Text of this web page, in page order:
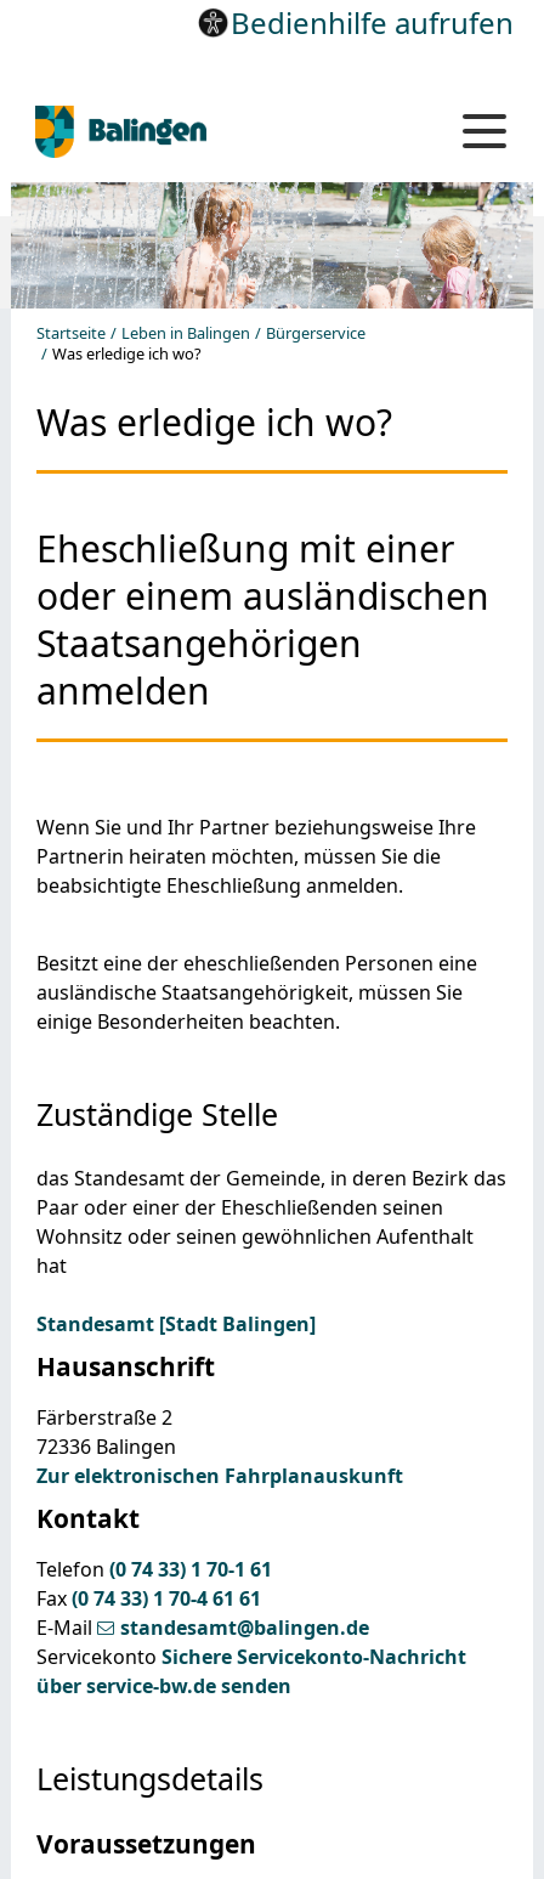
Bedienhilfe aufrufen
Startseite Leben in Balingen
Bürgerservice
Was erledige ich wo?
Was erledige ich wo?
Eheschließung mit einer
oder einem ausländischen
Staatsangehörigen
anmelden
Wenn Sie und Ihr Partner beziehungsweise Ihre
Partnerin heiraten möchten, müssen Sie die
beabsichtigte Eheschließung anmelden.
Besitzt eine der eheschließenden Personen eine
ausländische Staatsangehörigkeit, müssen Sie
einige Besonderheiten beachten.
Zuständige Stelle
das Standesamt der Gemeinde, in deren Bezirk das
Paar oder einer der Eheschließenden seinen
Wohnsitz oder seinen gewöhnlichen Aufenthalt
hat
Standesamt [Stadt Balingen]
Hausanschrift
Färberstraße 2
72336 Balingen
Zur elektronischen Fahrplanauskunft
Kontakt
Telefon (07433) 1 70-1 61
Fax(07433) 1 70-461 61
E-Mail
standesamt@balingen.de
Servicekonto Sichere Servicekonto-Nachricht
über service-bw.de senden
Leistungsdetails
Voraussetzungen